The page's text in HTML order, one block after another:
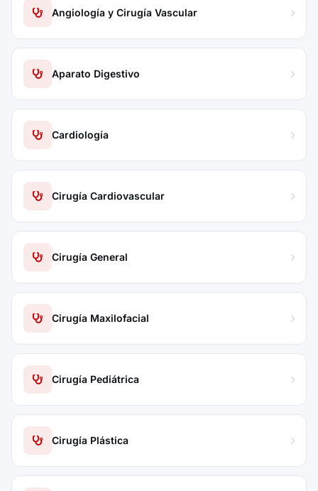
Angiología y Cirugía Vascular
Aparato Digestivo
Cardiología
Cirugía Cardiovascular
Cirugía General
Cirugía Maxilofacial
Cirugía Pediátrica
Cirugía Plástica